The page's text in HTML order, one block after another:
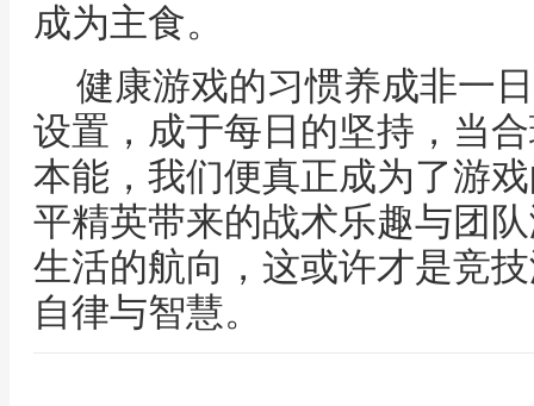
成为主食。
健康游戏的习惯养成非一
设置，成于每日的坚持，当
本能，我们便真正成为了游
平精英带来的战术乐趣与团
生活的航向，这或许才是竞
自律与智慧。